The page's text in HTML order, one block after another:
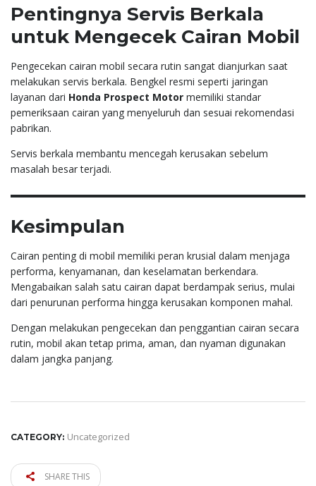
Pentingnya Servis Berkala
untuk Mengecek Cairan Mobil
Pengecekan cairan mobil secara rutin sangat dianjurkan saat
melakukan servis berkala. Bengkel resmi seperti jaringan
layanan dari Honda Prospect Motor memiliki standar
pemeriksaan cairan yang menyeluruh dan sesuai rekomendasi
pabrikan.
Servis berkala membantu mencegah kerusakan sebelum
masalah besar terjadi.
Kesimpulan
Cairan penting di mobil memiliki peran krusial dalam menjaga
performa, kenyamanan, dan keselamatan berkendara.
Mengabaikan salah satu cairan dapat berdampak serius, mulai
dari penurunan performa hingga kerusakan komponen mahal.
Dengan melakukan pengecekan dan penggantian cairan secara
rutin, mobil akan tetap prima, aman, dan nyaman digunakan
dalam jangka panjang.
CATEGORY: Uncategorized
SHARE THIS